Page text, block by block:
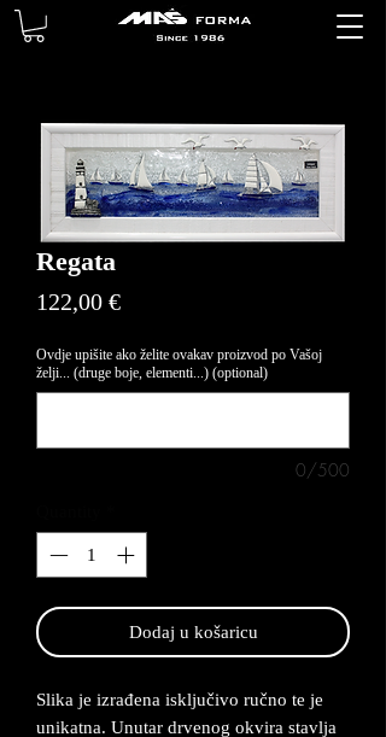
Regata
122,00 €Price
Ovdje upišite ako želite ovakav proizvod po Vašoj
želji... (druge boje, elementi...) (optional)
0/500
Dodaj u košaricu
Slika je izrađena isključivo ručno te je
unikatna. Unutar drvenog okvira stavlja